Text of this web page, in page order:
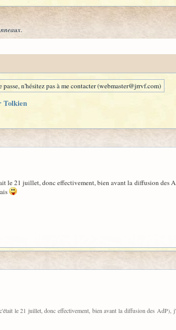
.
n'hésitez pas à me contacter (webmaster@jrrvf.com)
Tolkien
le 21 juillet, donc effectivement, bien avant la diffusion des
le 21 juillet, donc effectivement, bien avant la diffusion des